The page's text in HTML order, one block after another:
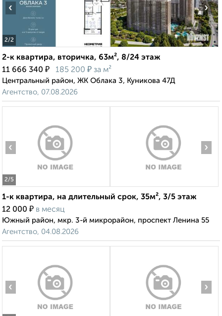
2/2
‹ ›
2-к квартира, вторичка, 63м², 8/24 этаж
11 666 340 ₽ 185 200 ₽ за м²
Центральный район, ЖК Облака 3, Куникова 47Д
Агентство, 07.08.2026
2/5
‹ ›
1-к квартира, на длительный срок, 35м², 3/5 этаж
12 000 ₽ в месяц
Южный район, мкр. 3-й микрорайон, проспект Ленина 55
Агентство, 04.08.2026
‹ ›